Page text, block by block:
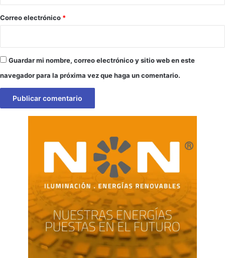
*
Correo electrónico *
Guardar mi nombre, correo electrónico y sitio web en este
navegador para la próxima vez que haga un comentario.